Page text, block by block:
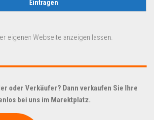
eigenen Webseite anzeigen lassen.
oder Verkäufer? Dann verkaufen Sie Ihre
bei uns im Marektplatz.